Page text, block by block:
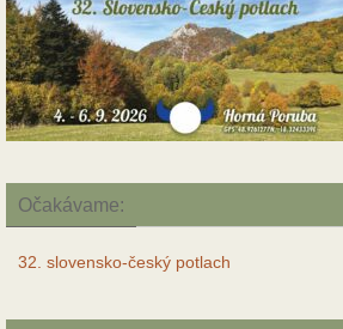
Očakávame:
32. slovensko-český potlach